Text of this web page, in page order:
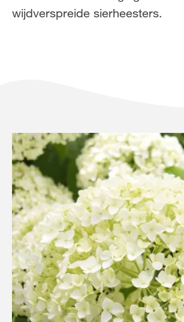
wijdverspreide sierheesters.